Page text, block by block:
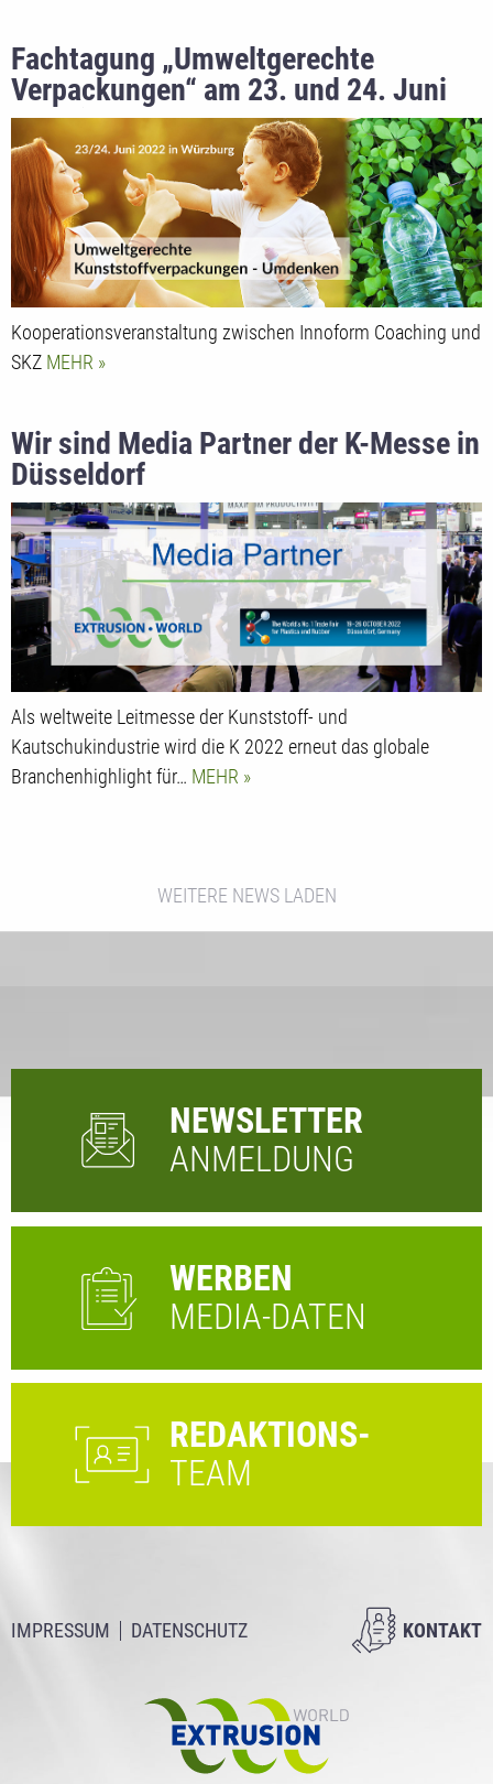
Fachtagung „Umweltgerechte
Verpackungen“ am 23. und 24. Juni
2022 in Würzburg
Kooperationsveranstaltung zwischen Innoform Coaching und
SKZ MEHR
Wir sind Media Partner der K-Messe in
Düsseldorf
Als weltweite Leitmesse der Kunststoff- und
Kautschukindustrie wird die K 2022 erneut das globale
Branchenhighlight für… MEHR
WEITERE NEWS LADEN
NEWSLETTER
ANMELDUNG
WERBEN
MEDIA-DATEN
REDAKTIONS-
TEAM
IMPRESSUM DATENSCHUTZ KONTAKT